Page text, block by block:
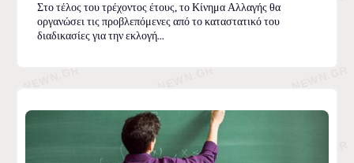
Στο τέλος του τρέχοντος έτους, το Κίνημα Αλλαγής θα
οργανώσει τις προβλεπόμενες από το καταστατικό του
διαδικασίες για την εκλογή...